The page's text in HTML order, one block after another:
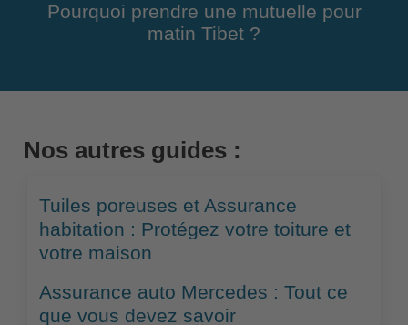
Pourquoi prendre une mutuelle pour
matin Tibet ?
Nos autres guides :
Tuiles poreuses et Assurance
habitation : Protégez votre toiture et
votre maison
Assurance auto Mercedes : Tout ce
que vous devez savoir